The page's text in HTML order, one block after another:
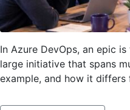
In Azure DevOps, an epic
large initiative that spans
example, and how it differs